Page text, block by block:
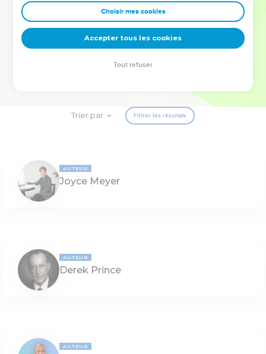
clés pour avancer avec plus de sagesse afin que leurs erreurs
deviennent vos tremplins. Que vous guidiez un ministère, une
équipe, un groupe ou une famille, leur expérience est faite
pour vous.
Trier par Filtrer les résultats
AUTEUR
Joyce Meyer
AUTEUR
Derek Prince
AUTEUR
Choisir mes cookies
Accepter tous les cookies
Tout refuser